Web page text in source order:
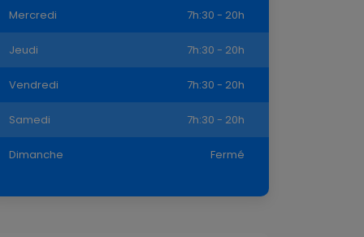
Mercredi 7h:30 - 20h
Jeudi 7h:30 - 20h
Vendredi 7h:30 - 20h
Samedi 7h:30 - 20h
Dimanche Fermé